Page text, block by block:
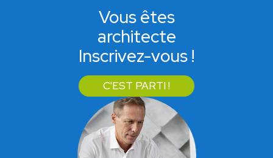
Vous êtes
architecte
Inscrivez-vous !
C'EST PARTI !